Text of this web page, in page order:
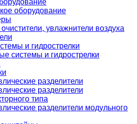
оборудование
увлажнители воздуха
и гидрострелки
системы и гидрострелки
разделители
разделители
типа
разделители модульного